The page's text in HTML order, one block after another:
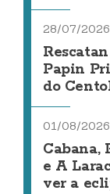
28/07/2026
Papin
do
01/08/2026
Cabana,
e A
ver a